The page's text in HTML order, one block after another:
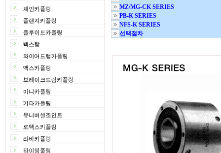
MZ/MG-CK SERIES
PB-K SERIES
NFS-K SERIES
선택절차